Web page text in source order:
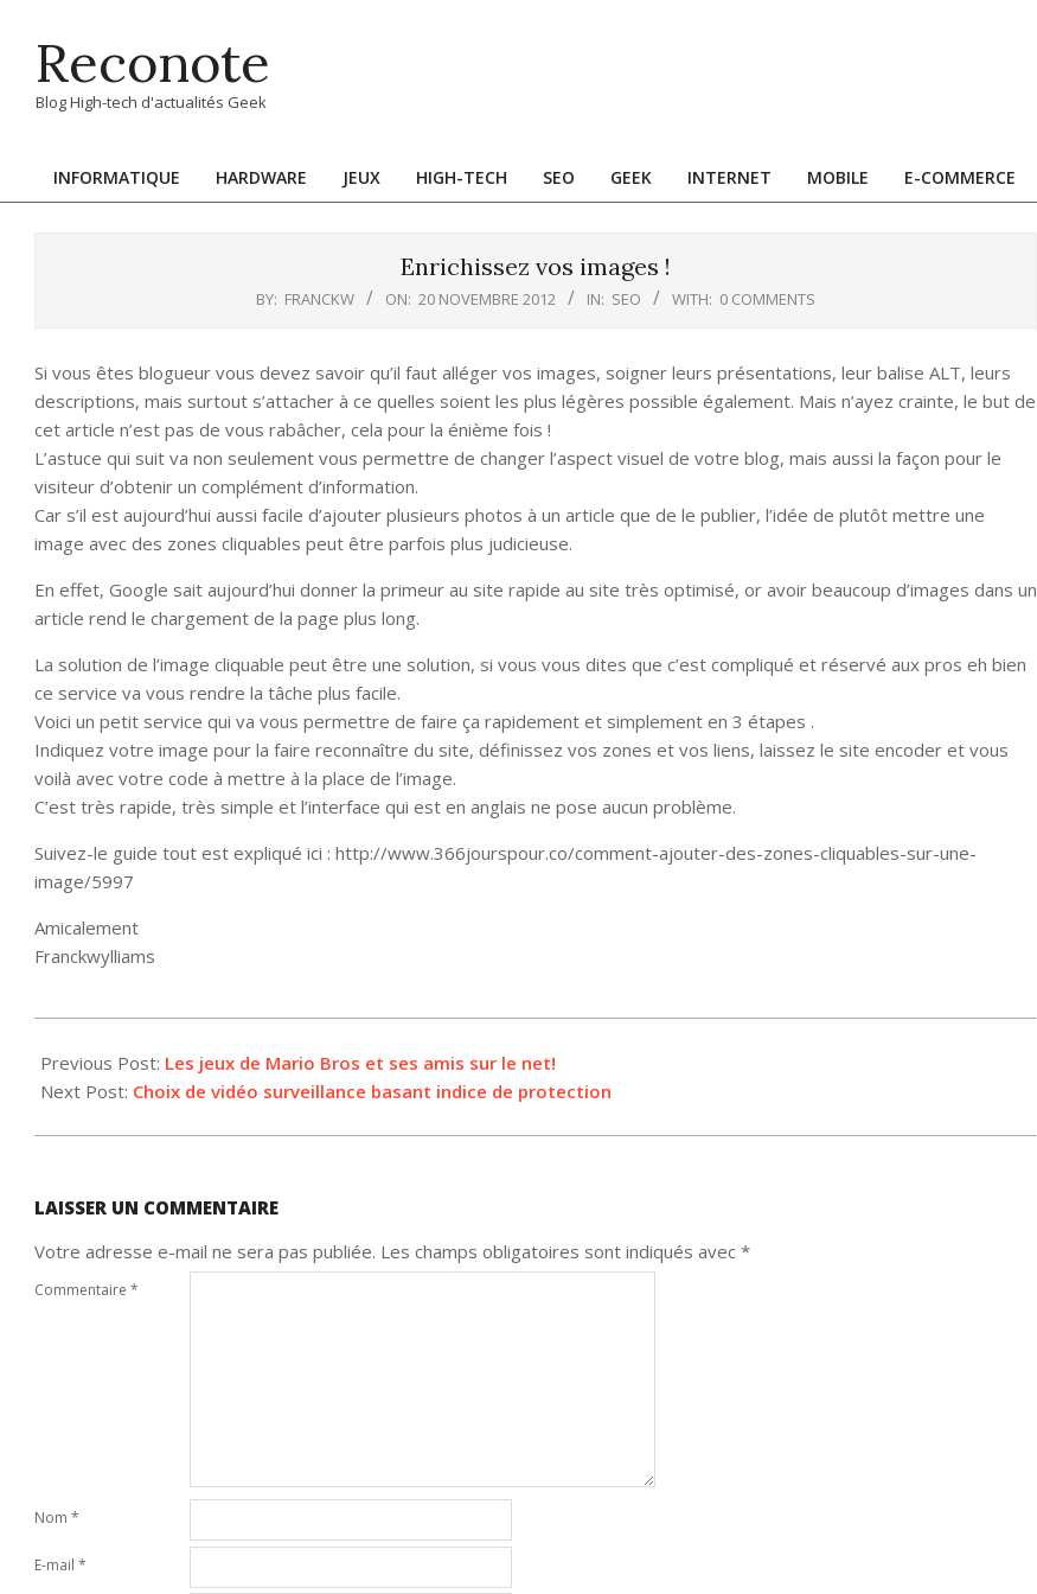
contentReconote
Blog High-tech d'actualités Geek
Primary
INFORMATIQUE HARDWARE JEUX HIGH-TECH SEO GEEK INTERNET MOBILE E-COMMERCE
Enrichissez vos images !
BY: FRANCKW ON: 20 NOVEMBRE 2012 IN: SEO WITH: 0 COMMENTS
Si vous êtes blogueur vous devez savoir qu’il faut alléger vos images, soigner leurs présentations, leur balise ALT, leurs
descriptions, mais surtout s’attacher à ce quelles soient les plus légères possible également. Mais n’ayez crainte, le but de
cet article n’est pas de vous rabâcher, cela pour la énième fois !
L’astuce qui suit va non seulement vous permettre de changer l’aspect visuel de votre blog, mais aussi la façon pour le
visiteur d’obtenir un complément d’information.
Car s’il est aujourd’hui aussi facile d’ajouter plusieurs photos à un article que de le publier, l’idée de plutôt mettre une
image avec des zones cliquables peut être parfois plus judicieuse.
En effet, Google sait aujourd’hui donner la primeur au site rapide au site très optimisé, or avoir beaucoup d’images dans un
article rend le chargement de la page plus long.
La solution de l’image cliquable peut être une solution, si vous vous dites que c’est compliqué et réservé aux pros eh bien
ce service va vous rendre la tâche plus facile.
Voici un petit service qui va vous permettre de faire ça rapidement et simplement en 3 étapes .
Indiquez votre image pour la faire reconnaître du site, définissez vos zones et vos liens, laissez le site encoder et vous
voilà avec votre code à mettre à la place de l’image.
C’est très rapide, très simple et l’interface qui est en anglais ne pose aucun problème.
Suivez-le guide tout est expliqué ici : http://www.366jourspour.co/comment-ajouter-des-zones-cliquables-sur-une-
image/5997
Amicalement
Franckwylliams
11-
20
Previous Post: Les jeux de Mario Bros et ses amis sur le net!
Next Post: Choix de vidéo surveillance basant indice de protection
LAISSER UN COMMENTAIRE
Votre adresse e-mail ne sera pas publiée. Les champs obligatoires sont indiqués avec *
Commentaire *
Nom *
E-mail *